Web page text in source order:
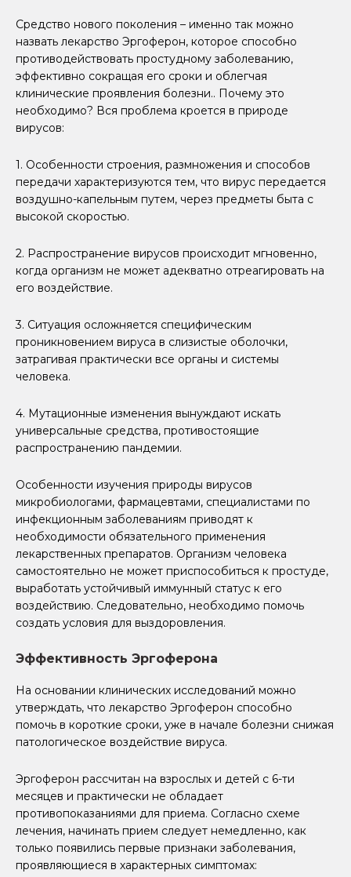
Средство нового поколения – именно так можно
назвать лекарство Эргоферон, которое способно
противодействовать простудному заболеванию,
эффективно сокращая его сроки и облегчая
клинические проявления болезни.. Почему это
необходимо? Вся проблема кроется в природе
вирусов:
1. Особенности строения, размножения и способов
передачи характеризуются тем, что вирус передается
воздушно-капельным путем, через предметы быта с
высокой скоростью.
2. Распространение вирусов происходит мгновенно,
когда организм не может адекватно отреагировать на
его воздействие.
3. Ситуация осложняется специфическим
проникновением вируса в слизистые оболочки,
затрагивая практически все органы и системы
человека.
4. Мутационные изменения вынуждают искать
универсальные средства, противостоящие
распространению пандемии.
Особенности изучения природы вирусов
микробиологами, фармацевтами, специалистами по
инфекционным заболеваниям приводят к
необходимости обязательного применения
лекарственных препаратов. Организм человека
самостоятельно не может приспособиться к простуде,
выработать устойчивый иммунный статус к его
воздействию. Следовательно, необходимо помочь
создать условия для выздоровления.
Эффективность Эргоферона
На основании клинических исследований можно
утверждать, что лекарство Эргоферон способно
помочь в короткие сроки, уже в начале болезни снижая
патологическое воздействие вируса.
Эргоферон рассчитан на взрослых и детей с 6-ти
месяцев и практически не обладает
противопоказаниями для приема. Согласно схеме
лечения, начинать прием следует немедленно, как
только появились первые признаки заболевания,
проявляющиеся в характерных симптомах: